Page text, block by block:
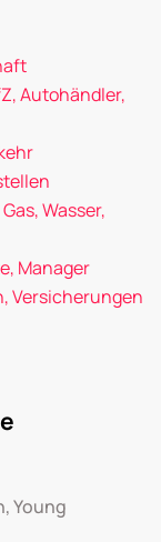
Autohändler,
Wasser,
Manager
Versicherungen
Young